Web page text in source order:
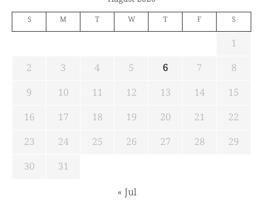
S M T W T F S
1
2
3 4 5 6 7
8
9
10 11 12 13 14
15
16
17 18 19 20 21
22
23
24 25 26 27 28
29
30
31
« Jul